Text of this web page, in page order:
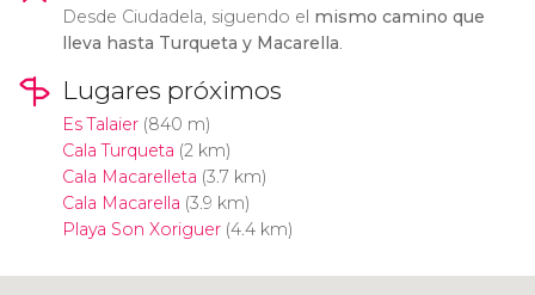
Desde Ciudadela, siguendo el mismo camino que
lleva hasta Turqueta y Macarella.
Lugares próximos
Es Talaier(840 m)
Cala Turqueta (2 km)
Cala Macarelleta (3.7 km)
Cala Macarella (3.9 km)
Playa Son Xoriguer(4.4 km)